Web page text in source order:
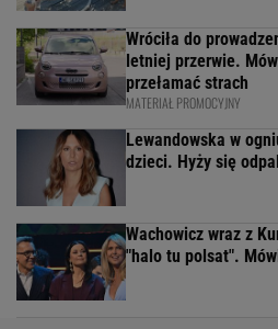
Wróciła do
letniej przerwie.
przełamać strach
MATERIAŁ PROMOCYJNY
Lewandowska w
dzieci. Hyży się
Wachowicz wraz z
"halo tu polsat".